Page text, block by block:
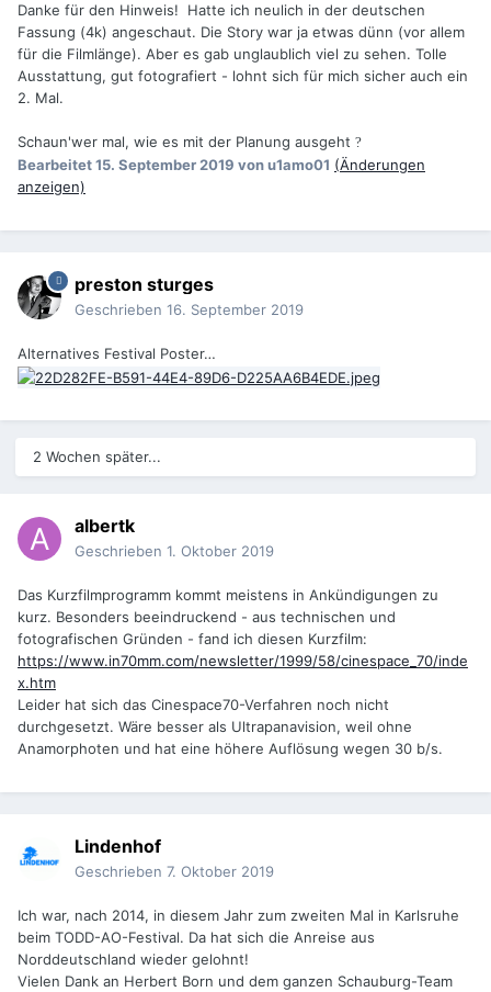
Danke für den Hinweis! Hatte ich neulich in der deutschen
Fassung (4k) angeschaut. Die Story war ja etwas dünn (vor allem
für die Filmlänge). Aber es gab unglaublich viel zu sehen. Tolle
Ausstattung, gut fotografiert - lohnt sich für mich sicher auch ein
2. Mal.
Schaun'wer mal, wie es mit der Planung ausgeht ?
Bearbeitet15. September 2019 von u1amo01 (Änderungen
anzeigen)
preston sturges
Geschrieben 16. September 2019
Alternatives Festival Poster…
2 Wochen später...
albertk
Geschrieben 1. Oktober 2019
Das Kurzfilmprogramm kommt meistens in Ankündigungen zu
kurz. Besonders beeindruckend - aus technischen und
fotografischen Gründen - fand ich diesen Kurzfilm:
https://www.in70mm.com/newsletter/1999/58/cinespace_70/inde
x.htm
Leider hat sich das Cinespace70-Verfahren noch nicht
durchgesetzt. Wäre besser als Ultrapanavision, weil ohne
Anamorphoten und hat eine höhere Auflösung wegen 30 b/s.
Lindenhof
Geschrieben 7. Oktober 2019
Ich war, nach 2014, in diesem Jahr zum zweiten Mal in Karlsruhe
beim TODD-AO-Festival. Da hat sich die Anreise aus
Norddeutschland wieder gelohnt!
Vielen Dank an Herbert Born und dem ganzen Schauburg-Team